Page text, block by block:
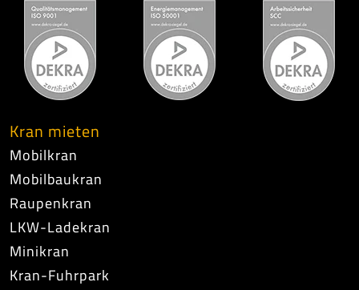
Kran mieten
Mobilkran
Mobilbaukran
Raupenkran
LKW-Ladekran
Minikran
Kran-Fuhrpark